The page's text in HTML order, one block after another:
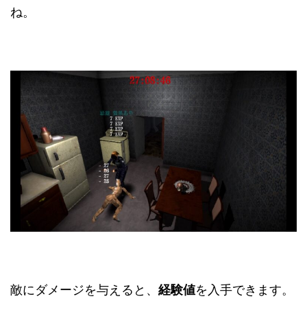
ね。
敵にダメージを与えると、 経験値を入手できます。